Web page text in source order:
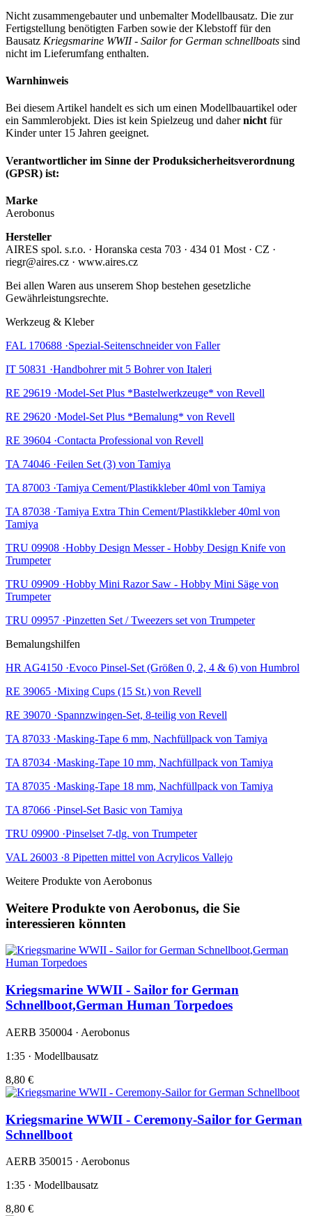
Nicht zusammengebauter und unbemalter Modellbausatz. Die zur
Fertigstellung benötigten Farben sowie der Klebstoff für den
Bausatz Kriegsmarine WWII - Sailor for German schnellboats sind
nicht im Lieferumfang enthalten.
Warnhinweis
Bei diesem Artikel handelt es sich um einen Modellbauartikel oder
ein Sammlerobjekt. Dies ist kein Spielzeug und dahernicht für
Kinder unter 15 Jahren geeignet.
Verantwortlicher im Sinne der Produksicherheitsverordnung
(GPSR) ist:
Marke
Aerobonus
Hersteller
AIRES spol. s.r.o. · Horanska cesta 703 · 434 01 Most · CZ ·
riegr@aires.cz · www.aires.cz
Bei allen Waren aus unserem Shop bestehen gesetzliche
Gewährleistungsrechte.
Werkzeug & Kleber
FAL 170688 ·Spezial-Seitenschneider von Faller
IT 50831 ·Handbohrer mit 5 Bohrer von Italeri
RE 29619 ·Model-Set Plus *Bastelwerkzeuge* von Revell
RE 29620 ·Model-Set Plus *Bemalung* von Revell
RE 39604 ·Contacta Professional von Revell
TA 74046 ·Feilen Set (3) von Tamiya
TA 87003 ·Tamiya Cement/Plastikkleber 40ml von Tamiya
TA 87038 ·Tamiya Extra Thin Cement/Plastikkleber 40ml von
Tamiya
TRU 09908 ·Hobby Design Messer - Hobby Design Knife von
Trumpeter
TRU 09909 ·Hobby Mini Razor Saw - Hobby Mini Säge von
Trumpeter
TRU 09957 ·Pinzetten Set / Tweezers set von Trumpeter
Bemalungshilfen
HR AG4150 ·Evoco Pinsel-Set (Größen 0, 2, 4 & 6) von Humbrol
RE 39065 ·Mixing Cups (15 St.) von Revell
RE 39070 ·Spannzwingen-Set, 8-teilig von Revell
TA 87033 ·Masking-Tape 6 mm, Nachfüllpack von Tamiya
TA 87034 ·Masking-Tape 10 mm, Nachfüllpack von Tamiya
TA 87035 ·Masking-Tape 18 mm, Nachfüllpack von Tamiya
TA 87066 ·Pinsel-Set Basic von Tamiya
TRU 09900 ·Pinselset 7-tlg. von Trumpeter
VAL 26003 ·8 Pipetten mittel von Acrylicos Vallejo
Weitere Produkte von Aerobonus
Weitere Produkte von Aerobonus, die Sie
interessieren könnten
Kriegsmarine WWII - Sailor for German
Schnellboot,German Human Torpedoes
AERB 350004 · Aerobonus
1:35 · Modellbausatz
8,80 €
Kriegsmarine WWII - Ceremony-Sailor for German
Schnellboot
AERB 350015 · Aerobonus
1:35 · Modellbausatz
8,80 €